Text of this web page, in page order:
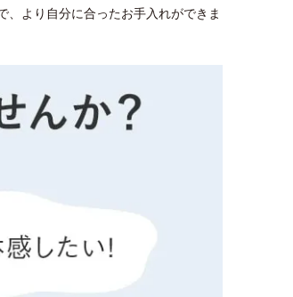
より自分に合ったお手入れができま